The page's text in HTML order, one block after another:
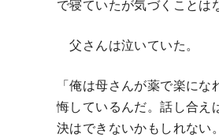
で寝ていたが気づくことは
父さんは泣いていた。
「俺は母さんが薬で楽に
悔しているんだ。話し合え
決はできないかもしれない